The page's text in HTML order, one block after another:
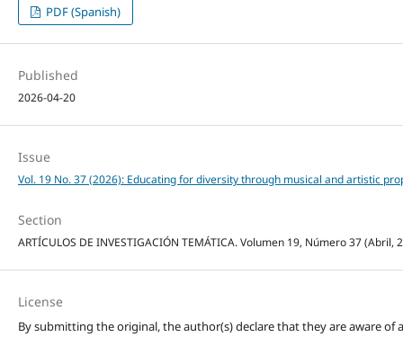
PDF (Spanish)
Published
2026-04-20
Issue
Vol. 19 No. 37 (2026): Educating for diversity through musical and artistic
Section
ARTÍCULOS DE INVESTIGACIÓN TEMÁTICA. Volumen 19, Número 37
License
By submitting the original, the author(s) declare that they are aware of